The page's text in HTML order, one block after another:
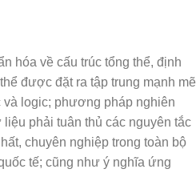
hóa về cấu trúc tổng thể, định
được đặt ra tập trung mạnh mẽ
và logic; phương pháp nghiên
phải tuân thủ các nguyên tắc
chuyên nghiệp trong toàn bộ
tế; cũng như ý nghĩa ứng